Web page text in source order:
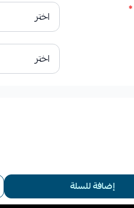
*
إضافة للسلة